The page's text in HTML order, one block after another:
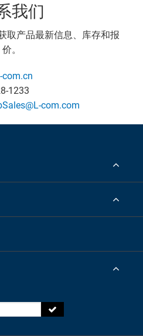
我们
取产品最新信息、库存和报
价。
com.cn
1233
com.com